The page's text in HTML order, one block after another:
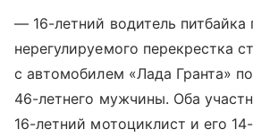
— 16-летний водитель питбайка
нерегулируемого перекрестка
с автомобилем «Лада Гранта»
46-летнего мужчины. Оба
16-летний мотоциклист и его